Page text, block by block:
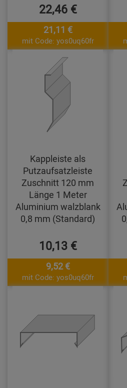
22,46 €
21,11 €
mit Code: yos0uq60fr
Kappleiste als
Putzaufsatzleiste
Zuschnitt 120 mm
Länge 1 Meter
Aluminium walzblank
0,8 mm (Standard)
10,13 €
9,52 €
mit Code: yos0uq60fr